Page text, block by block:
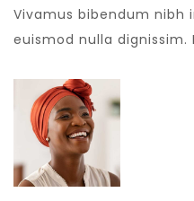
Vivamus bibendum nibh
euismod nulla